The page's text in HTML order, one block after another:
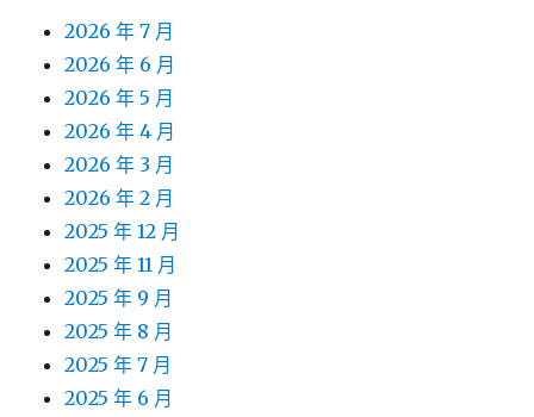
2026 年 7 月
2026 年 6 月
2026 年 5 月
2026 年 4 月
2026 年 3 月
2026 年 2 月
2025 年 12 月
2025 年 11 月
2025 年 9 月
2025 年 8 月
2025 年 7 月
2025 年 6 月